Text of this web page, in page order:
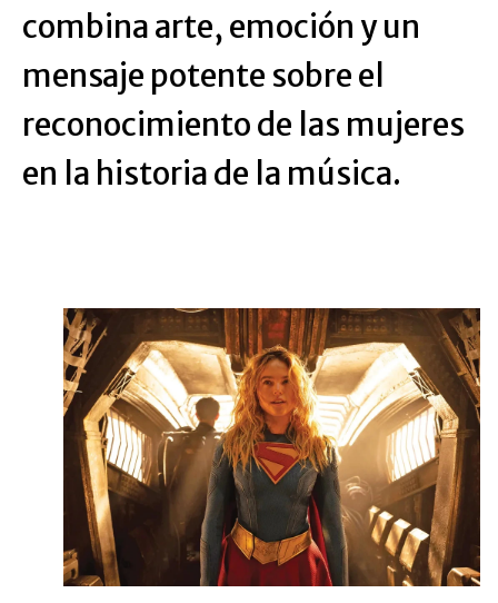
combina arte, emoción y un
mensaje potente sobre el
reconocimiento de las mujeres
en la historia de la música.